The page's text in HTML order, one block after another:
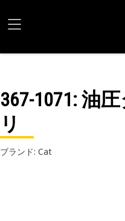
367-1071: 油
リ
ブランド: Cat